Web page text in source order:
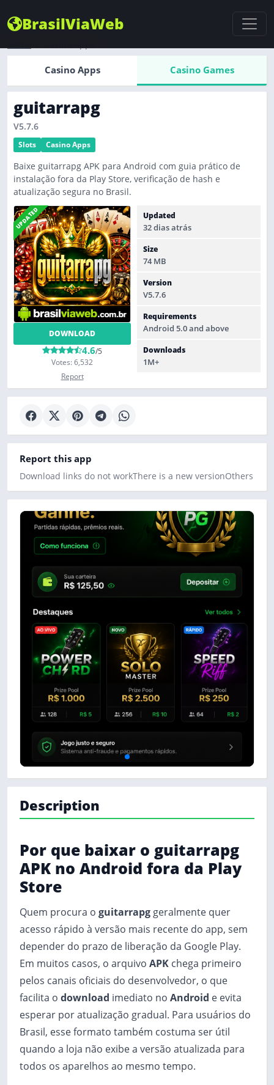
BrasilViaWeb
Casino Apps Casino Games
guitarrapg
V5.7.6
Slots Casino Apps
Baixe guitarrapg APK para Android com guia prático de
instalação fora da Play Store, verificação de hash e
atualização segura no Brasil.
UPDATED
DOWNLOAD
4.6/5
Votes: 6,532
Report
Updated
32 dias atrás
Size
74 MB
Version
V5.7.6
Requirements
Android 5.0 and above
Downloads
1M+
Report this app
Download links do not workThere is a new versionOthers
Description
Por que baixar o guitarrapg
APK no Android fora da Play
Store
Quem procura o guitarrapg geralmente quer
acesso rápido à versão mais recente do app, sem
depender do prazo de liberação da Google Play.
Em muitos casos, o arquivo APK chega primeiro
pelos canais oficiais do desenvolvedor, o que
facilita o download imediato no Android e evita
esperar por atualização gradual. Para usuários do
Brasil, esse formato também costuma ser útil
quando a loja não exibe a versão atualizada para
todos os aparelhos ao mesmo tempo.